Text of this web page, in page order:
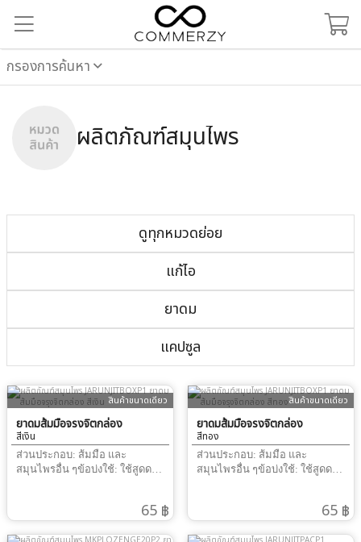
กรองการค้นหา
ผลิตภัณฑ์สมุนไพร
ดูทุกหมวดย่อย
แก้ไอ
ยาดม
แคปซูล
สินค้าขนาดเดียว
ยาดมส้มมือจรุงจิตกล่อง
สีเงิน
ส่วนประกอบ: ส้มมือ และ
สมุนไพรอื่น ๆข้อบ่งใช้: ใช้สูดดม
65 ฿
สินค้าขนาดเดียว
ยาดมส้มมือจรุงจิตกล่อง
สีทอง
ส่วนประกอบ: ส้มมือ และ
สมุนไพรอื่น ๆข้อบ่งใช้: ใช้สูดดม
65 ฿